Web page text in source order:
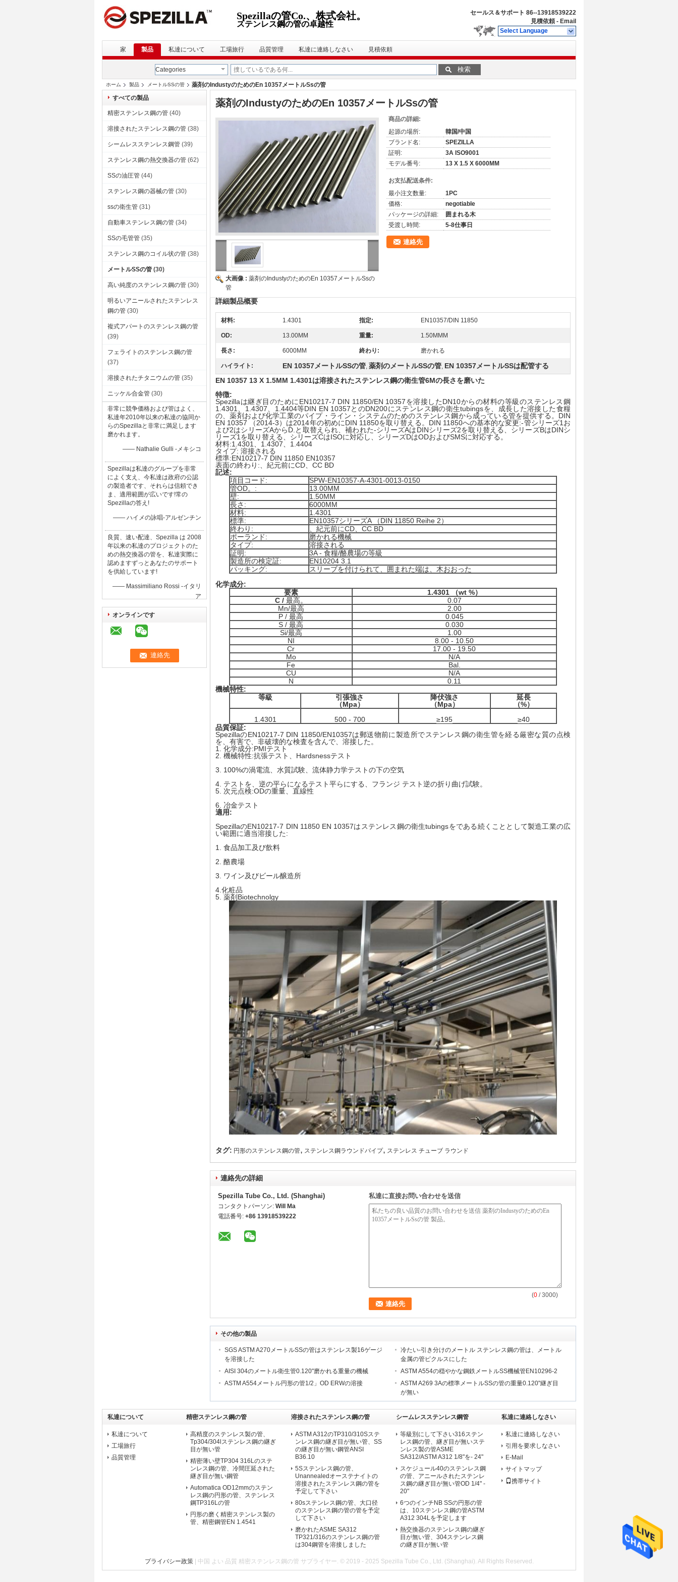
Spezillaの管Co.、株式会社。
ステンレス鋼の管の卓越性
セールス＆サポート 86--13918539222
見積依頼 - Email
Select Language
家 製品 私達について 工場旅行 品質管理 私達に連絡しなさい 見積依頼
Categories 検索
ホーム 製品 メートルSSの管
薬剤のIndustyのためのEn 10357メートルSsの管
すべての製品
精密ステンレス鋼の管 (40)
溶接されたステンレス鋼の管 (38)
シームレスステンレス鋼管 (39)
ステンレス鋼の熱交換器の管 (62)
SSの油圧管 (44)
ステンレス鋼の器械の管 (30)
ssの衛生管 (31)
自動車ステンレス鋼の管 (34)
SSの毛管管 (35)
ステンレス鋼のコイル状の管 (38)
メートルSSの管 (30)
高い純度のステンレス鋼の管 (30)
明るいアニールされたステンレス
鋼の管 (30)
複式アパートのステンレス鋼の管
(39)
フェライトのステンレス鋼の管
(37)
溶接されたチタニウムの管 (35)
ニッケル合金管 (30)
非常に競争価格および管はよく、
私達年2010年以来の私達の協同か
らのSpezillaと非常に満足します
磨かれます。
—— Nathalie Gulli -メキシコ
Spezillaは私達のグループを非常
によく支え、今私達は政府の公認
の製造者です、それらは信頼でき
ま、適用範囲が広いです!常の
Spezillaの答え!
—— ハイメの詠唱-アルゼンチン
良質、速い配達、Spezilla は 2008
年以来の私達のプロジェクトのた
めの熱交換器の管を、私達実際に
認めますずっとあなたのサポート
を供給しています!
—— Massimiliano Rossi -イタリ
ア
オンラインです
薬剤のIndustyのためのEn 10357メートルSsの管
大画像 : 薬剤のIndustyのためのEn 10357メートルSsの
管
商品の詳細:
起源の場所:
韓国/中国
ブランド名:
SPEZILLA
証明:
3A ISO9001
モデル番号:
13 X 1.5 X 6000MM
お支払配送条件:
最小注文数量:
1PC
価格:
negotiable
パッケージの詳細:
囲まれる木
受渡し時間:
5-8仕事日
連絡先
詳細製品概要
材料: 1.4301 指定: EN10357/DIN 11850
OD: 13.00MM 重量: 1.50MMM
長さ: 6000MM 終わり: 磨かれる
ハイライト: EN 10357メートルSSの管, 薬剤のメートルSSの管, EN 10357メートルSSは配管する
EN 10357 13 X 1.5MM 1.4301は溶接されたステンレス鋼の衛生管6Mの長さを磨いた
特徴:
Spezillaは継ぎ目のためにEN10217-7 DIN 11850/EN 10357を溶接したDN10からの材料の等級のステンレス鋼
1.4301、1.4307、1.4404等DIN EN 10357とのDN200にステンレス鋼の衛生tubingsを、成長した溶接した食糧
の、薬剤および化学工業のパイプ・ライン・システムのためのステンレス鋼から成っている管を提供する。DIN
EN 10357 （2014-3）は2014年の初めにDIN 11850を取り替える。DIN 11850への基本的な変更:-管シリーズ1お
よび2はシリーズAからD.と取替えられ、補われた-シリーズAはDINシリーズ2を取り替える、シリーズBはDINシ
リーズ1を取り替える、シリーズCはISOに対応し、シリーズDはODおよびSMSに対応する。
材料:1.4301、1.4307、1.4404
タイプ: 溶接される
標準:EN10217-7 DIN 11850 EN10357
表面の終わり:、紀元前にCD、CC BD
記述:
項目コード:
SPW-EN10357-A-4301-0013-0150
管OD。:
13.00MM
壁:
1.50MM
長さ:
6000MM
材料:
1.4301
標準:
EN10357シリーズA （DIN 11850 Reihe 2）
終わり:
、紀元前にCD、CC BD
ポーランド:
磨かれる機械
タイプ:
溶接される
証明:
3A - 食糧/酪農場の等級
製造所の検定証:
EN10204 3.1
パッキング:
スリーブを付けられて、囲まれた端は、木おおった
化学成分:
要素
1.4301 （wt %）
C / 最高。
0.07
Mn/最高
2.00
P / 最高
0.045
S / 最高
0.030
Si/最高
1.00
NI
8.00 - 10.50
Cr
17.00 - 19.50
Mo
N/A
Fe
Bal.
CU
N/A
N
0.11
機械特性:
等級
引張強さ
（Mpa）
降伏強さ
（Mpa）
延長
（%）
1.4301
500 - 700 ≥195
≥40
品質保証:
SpezillaのEN10217-7 DIN 11850/EN10357は郵送物前に製造所でステンレス鋼の衛生管を経る厳密な質の点検
を、有害で、非破壊的な検査を含んで、溶接した。
1. 化学成分:PMIテスト
2. 機械特性:抗張テスト、Hardsnessテスト
3. 100%の渦電流、水質試験、流体静力学テストの下の空気
4. テストを、逆の平らになるテスト平らにする、フランジ テスト逆の折り曲げ試験。
5. 次元点検:ODの重量、直線性
6. 冶金テスト
適用:
SpezillaのEN10217-7 DIN 11850 EN 10357はステンレス鋼の衛生tubingsをである続くこととして製造工業の広
い範囲に適当溶接した:
1. 食品加工及び飲料
2. 酪農場
3. ワイン及びビール醸造所
4. 化粧品
5. 薬剤Biotechnolgy
タグ: 円形のステンレス鋼の管, ステンレス鋼ラウンドパイプ, ステンレス チューブ ラウンド
連絡先の詳細
Spezilla Tube Co., Ltd. (Shanghai)
コンタクトパーソン: Will Ma
電話番号: +86 13918539222
私達に直接お問い合わせを送信
(0 / 3000)
その他の製品
SGS ASTM A270メートルSSの管はステンレス製16ゲージ
を溶接した
冷たい-引き分けのメートル ステンレス鋼の管は、メートル
金属の管ピクルスにした
AISI 304のメートル衛生管0.120"磨かれる重量の機械
ASTM A554の穏やかな鋼鉄メートルSS機械管EN10296-2
ASTM A554メートル円形の管1/2」OD ERWの溶接
ASTM A269 3Aの標準メートルSSの管の重量0.120"継ぎ目
が無い
私達について
私達について
工場旅行
品質管理
精密ステンレス鋼の管
高精度のステンレス製の管、
Tp304/304lステンレス鋼の継ぎ
目が無い管
精密薄い壁TP304 316Lのステ
ンレス鋼の管、冷間圧延された
継ぎ目が無い鋼管
Automatica OD12mmのステン
レス鋼の円形の管、ステンレス
鋼TP316Lの管
円形の磨く精密ステンレス製の
管、精密鋼管EN 1.4541
溶接されたステンレス鋼の管
ASTM A312のTP310/310Sステ
ンレス鋼の継ぎ目が無い管、SS
の継ぎ目が無い鋼管ANSI
B36.10
5Sステンレス鋼の管、
Unannealedオーステナイトの
溶接されたステンレス鋼の管を
予定して下さい
80sステンレス鋼の管、大口径
のステンレス鋼の管の管を予定
して下さい
磨かれたASME SA312
TP321/316のステンレス鋼の管
は304鋼管を溶接しました
シームレスステンレス鋼管
等級別にして下さい316ステン
レス鋼の管、継ぎ目が無いステ
ンレス製の管ASME
SA312/ASTM A312 1/8"を- 24"
スケジュール40のステンレス鋼
の管、アニールされたステンレ
ス鋼の継ぎ目が無い管OD 1/4" -
20"
6つのインチNB SSの円形の管
は、10ステンレス鋼の管ASTM
A312 304Lを予定します
熱交換器のステンレス鋼の継ぎ
目が無い管、304ステンレス鋼
の継ぎ目が無い管
私達に連絡しなさい
私達に連絡しなさい
引用を要求しなさい
E-Mail
サイトマップ
携帯サイト
プライバシー政策| 中国 よい 品質 精密ステンレス鋼の管 サプライヤー. © 2019 - 2025 Spezilla Tube Co., Ltd. (Shanghai). All Rights Reserved.